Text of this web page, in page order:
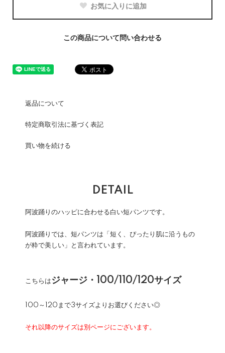
お気に入りに追加
この商品について問い合わせる
返品について
特定商取引法に基づく表記
買い物を続ける
DETAIL
阿波踊りのハッピに合わせる白い短パンツです。
阿波踊りでは、短パンツは「短く、ぴったり肌に沿うもの
が粋で美しい」と言われています。
こちらは ジャージ・100/110/120サイズ
100～120まで3サイズよりお選びください◎
それ以降のサイズは別ページにございます。